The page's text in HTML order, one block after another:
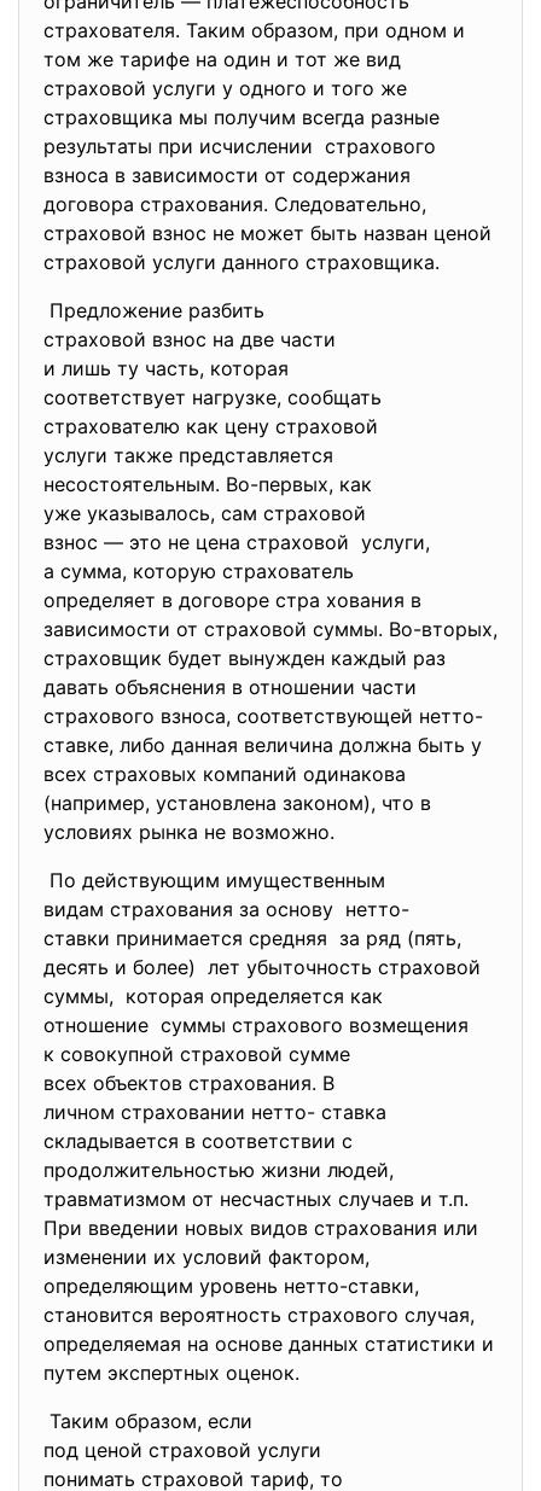
страхователя. Таким образом, при одном и
том же тарифе на один и тот же вид
страховой услуги у одного и того же
страховщика мы получим всегда разные
результаты при исчислении страхового
взноса в зависимости от содержания
договора страхования. Следовательно,
страховой взнос не может быть назван ценой
страховой услуги данного страховщика.
Предложение разбить
страховой взнос на две части
и лишь ту часть, которая
соответствует нагрузке, сообщать
страхователю как цену страховой
услуги также представляется
несостоятельным. Во-первых, как
уже указывалось, сам страховой
взнос — это не цена страховой услуги,
а сумма, которую страхователь
определяет в договоре стра хования в
зависимости от страховой суммы. Во-вторых,
страховщик будет вынужден каждый раз
давать объяснения в отношении части
страхового взноса, соответствующей нетто-
ставке, либо данная величина должна быть у
всех страховых компаний одинакова
(например, установлена законом), что в
условиях рынка не возможно.
По действующим имущественным
видам страхования за основу нетто-
ставки принимается средняя за ряд (пять,
десять и более) лет убыточность страховой
суммы, которая определяется как
отношение суммы страхового возмещения
к совокупной страховой сумме
всех объектов страхования. В
личном страховании нетто- ставка
складывается в соответствии с
продолжительностью жизни людей,
травматизмом от несчастных случаев и т.п.
При введении новых видов страхования или
изменении их условий фактором,
определяющим уровень нетто-ставки,
становится вероятность страхового случая,
определяемая на основе данных статистики и
путем экспертных оценок.
Таким образом, если
под ценой страховой услуги
понимать страховой тариф, то